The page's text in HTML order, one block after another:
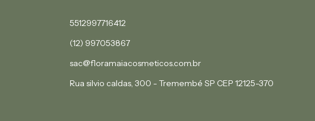
5512997716412
(12) 997053867
sac@floramaiacosmeticos.com.br
Rua silvio caldas, 300 - Tremembé SP CEP 12125-370